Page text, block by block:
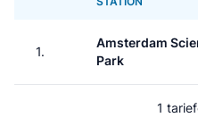
1.
Amsterdam
Park
1